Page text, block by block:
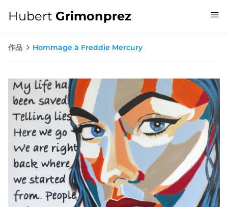
Hubert Grimonprez
作品 Hommage à Freddie Mercury